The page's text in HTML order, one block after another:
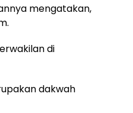
mengatakan,
di
dakwah